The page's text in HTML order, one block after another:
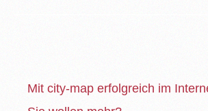
Mit city-map erfolgreich im